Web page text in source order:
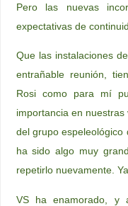
Pero las nuevas
expectativas de
Que las instalaciones
entrañable reunión,
Rosi como para mí
importancia en
del grupo espeleológico
ha sido algo muy
repetirlo nuevamente.
VS ha enamorado,